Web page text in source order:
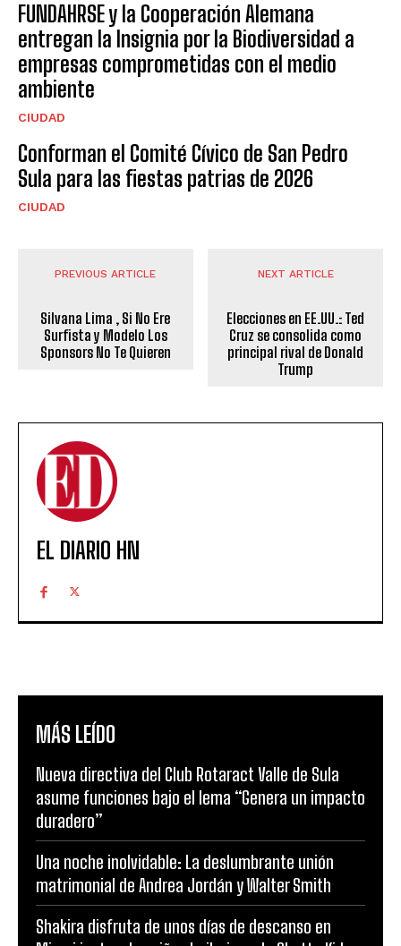
FUNDAHRSE y la Cooperación Alemana
entregan la Insignia por la Biodiversidad a
empresas comprometidas con el medio
ambiente
CIUDAD
Conforman el Comité Cívico de San Pedro
Sula para las fiestas patrias de 2026
CIUDAD
PREVIOUS ARTICLE
Silvana Lima , Si No Ere
Surfista y Modelo Los
Sponsors No Te Quieren
NEXT ARTICLE
Elecciones en EE.UU.: Ted
Cruz se consolida como
principal rival de Donald
Trump
EL DIARIO HN
MÁS LEÍDO
Nueva directiva del Club Rotaract Valle de Sula
asume funciones bajo el lema “Genera un impacto
duradero”
Una noche inolvidable: La deslumbrante unión
matrimonial de Andrea Jordán y Walter Smith
Shakira disfruta de unos días de descanso en